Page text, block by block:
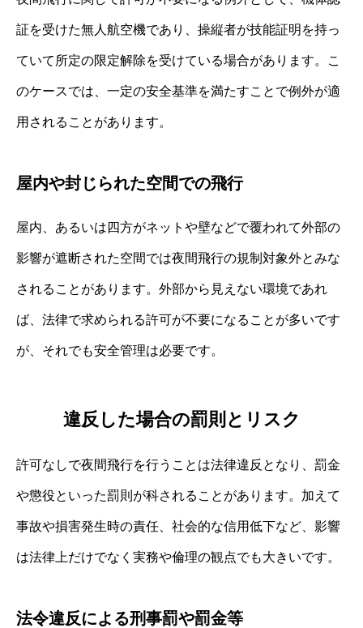
証を受けた無人航空機であり、操縦者が技能証明を持っ
ていて所定の限定解除を受けている場合があります。こ
のケースでは、一定の安全基準を満たすことで例外が適
用されることがあります。
屋内や封じられた空間での飛行
屋内、あるいは四方がネットや壁などで覆われて外部の
影響が遮断された空間では夜間飛行の規制対象外とみな
されることがあります。外部から見えない環境であれ
ば、法律で求められる許可が不要になることが多いです
が、それでも安全管理は必要です。
違反した場合の罰則とリスク
許可なしで夜間飛行を行うことは法律違反となり、罰金
や懲役といった罰則が科されることがあります。加えて
事故や損害発生時の責任、社会的な信用低下など、影響
は法律上だけでなく実務や倫理の観点でも大きいです。
法令違反による刑事罰や罰金等